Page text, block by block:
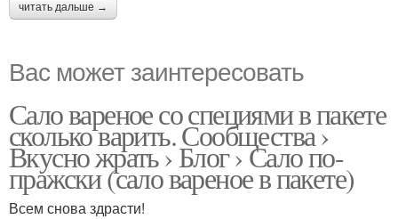
читать дальше →
Вас может заинтересовать
Сало вареное со специями в пакете
сколько варить. Сообщества ›
Вкусно жрать › Блог › Сало по-
пражски (сало вареное в пакете)
Всем снова здрасти!